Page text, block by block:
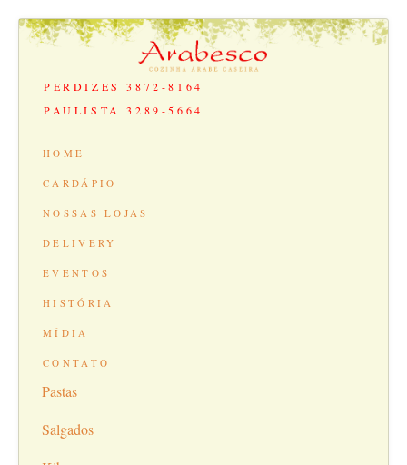
PERDIZES 3872-8164
PAULISTA 3289-5664
HOME
CARDÁPIO
NOSSAS LOJAS
DELIVERY
EVENTOS
HISTÓRIA
MÍDIA
CONTATO
Pastas
Salgados